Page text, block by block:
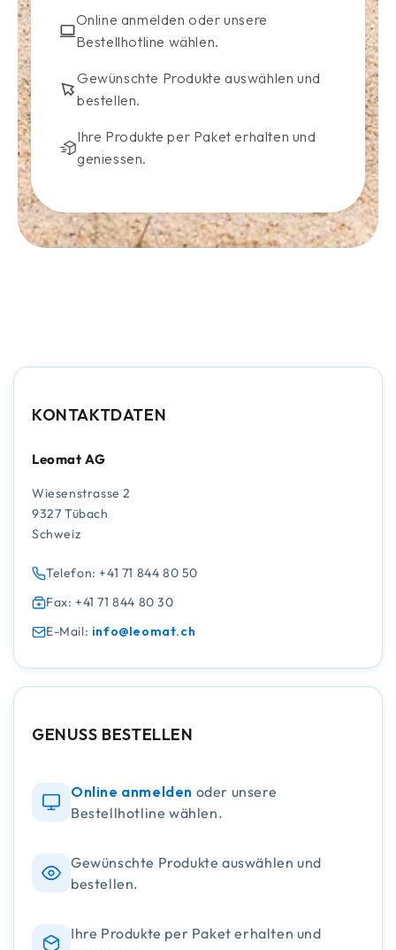
Online anmelden oder unsere
Bestellhotline wählen.
Gewünschte Produkte auswählen und
bestellen.
Ihre Produkte per Paket erhalten und
geniessen.
KONTAKTDATEN
Leomat AG
Wiesenstrasse 2
9327 Tübach
Schweiz
Telefon: +41 71 844 80 50
Fax: +41 71 844 80 30
E-Mail: info@leomat.ch
GENUSS BESTELLEN
Online anmelden oder unsere
Bestellhotline wählen.
Gewünschte Produkte auswählen und
bestellen.
Ihre Produkte per Paket erhalten und